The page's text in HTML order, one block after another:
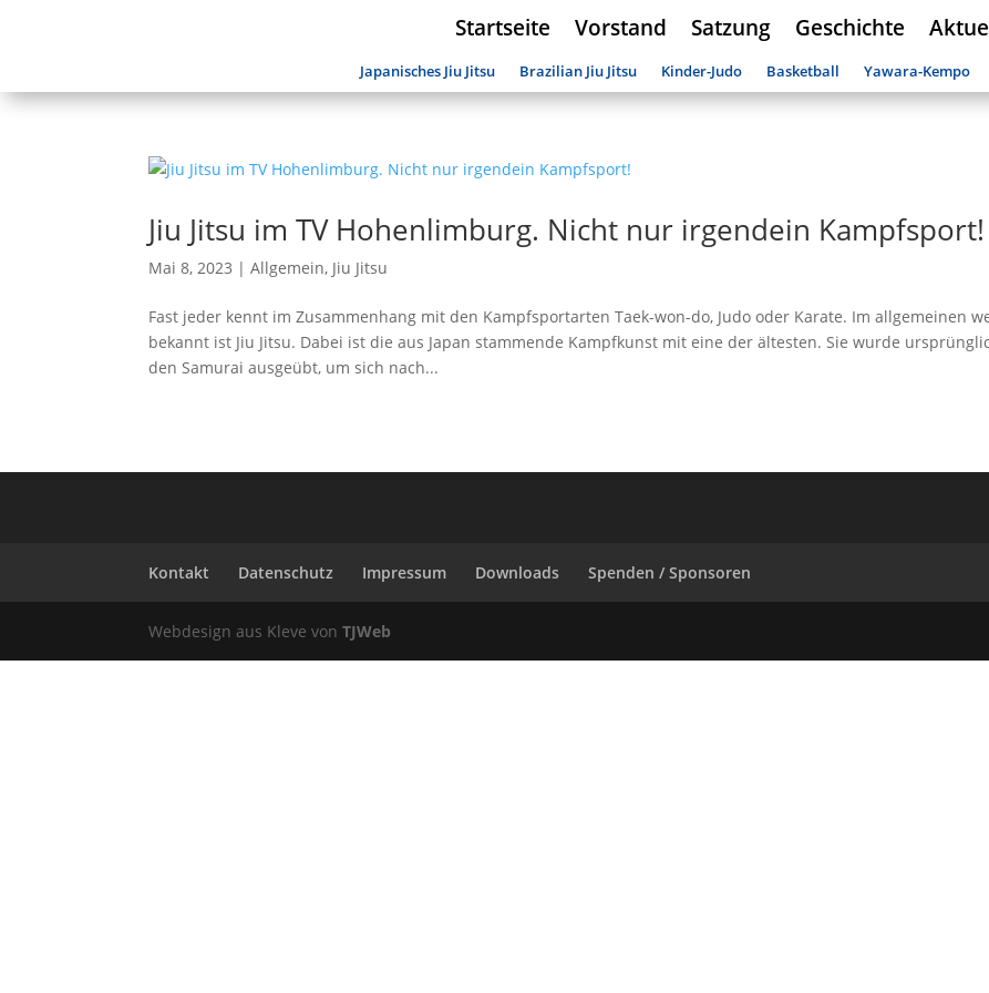
Startseite Vorstand Satzung Geschichte
Japanisches Jiu Jitsu Brazilian Jiu Jitsu Kinder-Judo Basketball Yawara-Kempo
Jiu Jitsu im TV Hohenlimburg. Nicht nur irgendein Kampfsport!
Mai 8, 2023 |Allgemein, Jiu Jitsu
Fast jeder kennt im Zusammenhang mit den Kampfsportarten Taek-won-do, Judo oder Karate. Im allgemeinen
bekannt ist Jiu Jitsu. Dabei ist die aus Japan stammende Kampfkunst mit eine der ältesten. Sie wurde
den Samurai ausgeübt, um sich nach...
Kontakt Datenschutz Impressum Downloads Spenden / Sponsoren
Webdesign aus Kleve vonTJWeb